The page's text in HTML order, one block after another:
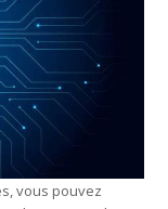
vous pouvez